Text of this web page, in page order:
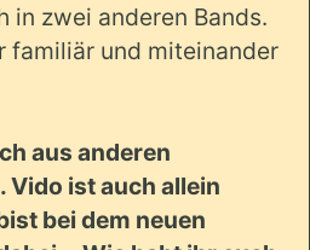
in zwei anderen Bands.
familiär und miteinander
aus anderen
Vido ist auch allein
bei dem neuen